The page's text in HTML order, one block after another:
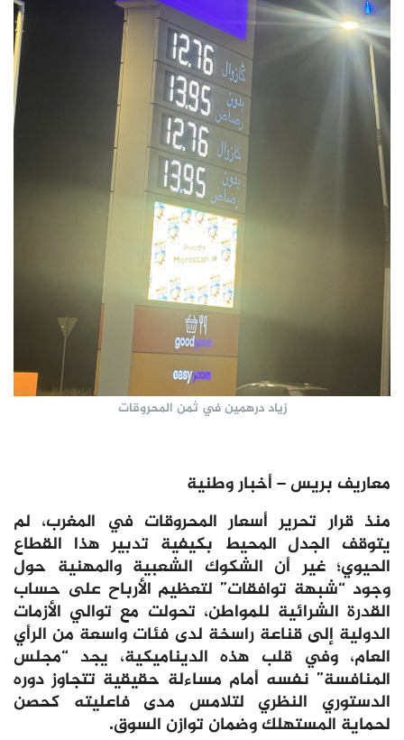
زياد درهمين في ثمن المحروقات
معاريف بريس – أخبار وطنية
منذ قرار تحرير أسعار المحروقات في المغرب، لم
يتوقف الجدل المحيط بكيفية تدبير هذا القطاع
الحيوي؛ غير أن الشكوك الشعبية والمهنية حول
وجود “شبهة توافقات” لتعظيم الأرباح على حساب
القدرة الشرائية للمواطن، تحولت مع توالي الأزمات
الدولية إلى قناعة راسخة لدى فئات واسعة من الرأي
العام، وفي قلب هذه الديناميكية، يجد “مجلس
المنافسة” نفسه أمام مساءلة حقيقية تتجاوز دوره
الدستوري النظري لتلامس مدى فاعليته كحصن
لحماية المستهلك وضمان توازن السوق.